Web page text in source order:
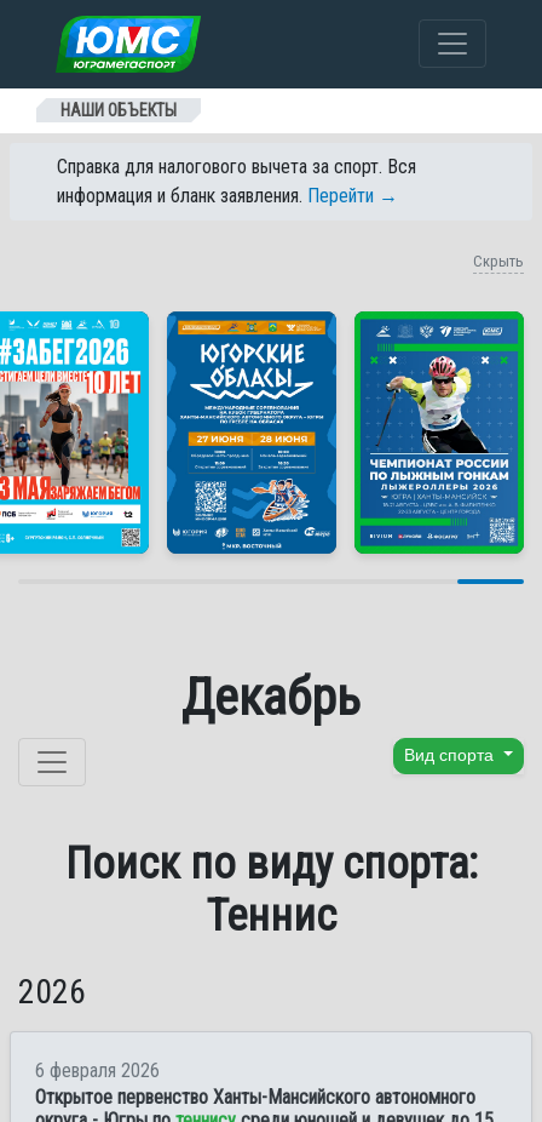
Перейти к содержанию
НАШИ ОБЪЕКТЫ
Справка для налогового вычета за спорт. Вся
информация и бланк заявления. Перейти →
Скрыть
Декабрь
Перейти к содержанию Вид спорта
Поиск по виду спорта:
Теннис
2026
6 февраля 2026
Открытое первенство Ханты-Мансийского автономного